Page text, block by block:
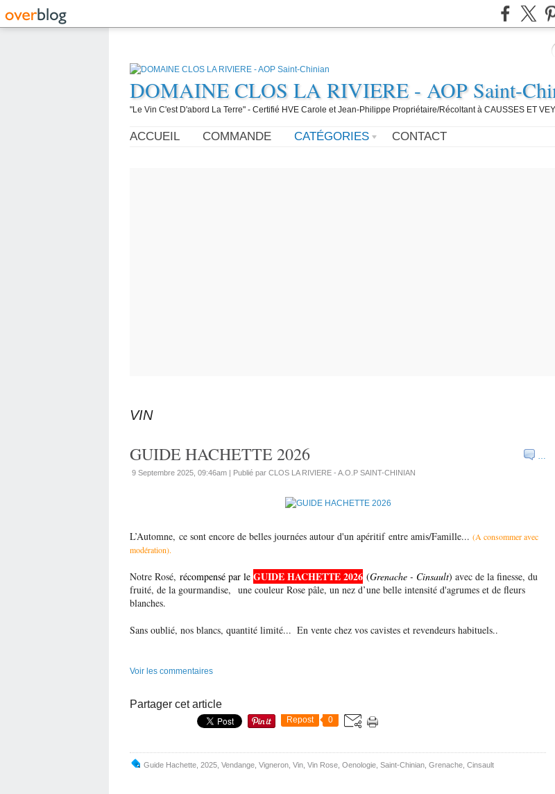
DOMAINE CLOS LA RIVIERE - AOP Saint-
"Le Vin C'est D'abord La Terre" - Certifié HVE Carole et Jean-Philippe Propriétaire/Récoltant à CAUSSES ET
ACCUEIL COMMANDE CATÉGORIES CONTACT
VIN
…
GUIDE HACHETTE 2026
9 Septembre 2025, 09:46am | Publié par CLOS LA RIVIERE - A.O.P SAINT-CHINIAN
L’Automne, ce sont encore de belles journées autour d'un apéritif entre amis/Famille... (A consommer avec
modération).
Notre Rosé, récompensé par le GUIDE HACHETTE 2026 (Grenache - Cinsault) avec de la finesse, du
fruité, de la gourmandise, une couleur Rose pâle, un nez d’une belle intensité d'agrumes et de fleurs
blanches.
Sans oublié, nos blancs, quantité limité... En vente chez vos cavistes et revendeurs habituels..
Voir les commentaires
Partager cet article
Repost 0
Guide Hachette 2025 Vendange Vigneron Vin Vin Rose Oenologie Saint-Chinian Grenache Cinsault